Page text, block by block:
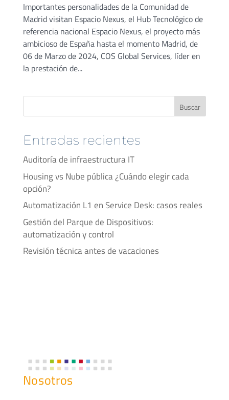
Importantes personalidades de la Comunidad de
Madrid visitan Espacio Nexus, el Hub Tecnológico de
referencia nacional Espacio Nexus, el proyecto más
ambicioso de España hasta el momento Madrid, de
06 de Marzo de 2024, COS Global Services, líder en
la prestación de...
Buscar
Entradas recientes
Auditoría de infraestructura IT
Housing vs Nube pública ¿Cuándo elegir cada
opción?
Automatización L1 en Service Desk: casos reales
Gestión del Parque de Dispositivos:
automatización y control
Revisión técnica antes de vacaciones
Nosotros